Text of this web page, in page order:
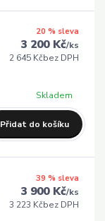
20 % sleva
3 200 Kč/ks
2 645 Kčbez DPH
Skladem
Přidat do košíku
39 % sleva
3 900 Kč/ks
3 223 Kčbez DPH